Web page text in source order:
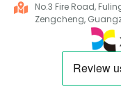
No.3 Fire Road,
Zengcheng,